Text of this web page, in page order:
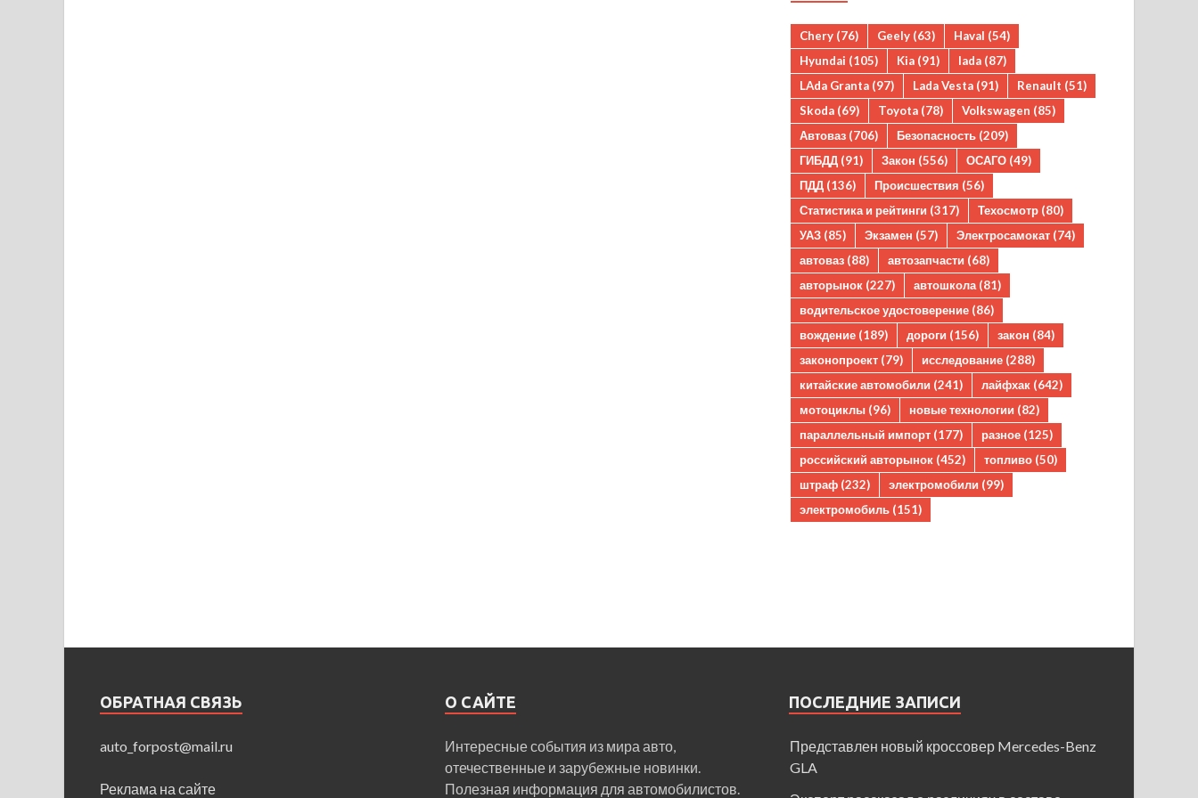
Chery (76) Geely (63) Haval (54)
Hyundai (105) Kia (91) lada (87)
LAda Granta (97) Lada Vesta (91) Renault (51)
Skoda (69) Toyota (78) Volkswagen (85)
Автоваз (706) Безопасность (209)
ГИБДД (91) Закон (556) ОСАГО (49)
ПДД (136) Происшествия (56)
Статистика и рейтинги (317) Техосмотр (80)
УАЗ (85) Экзамен (57) Электросамокат (74)
автоваз (88) автозапчасти (68)
авторынок (227) автошкола (81)
водительское удостоверение (86)
вождение (189) дороги (156) закон (84)
законопроект (79) исследование (288)
китайские автомобили (241) лайфхак (642)
мотоциклы (96) новые технологии (82)
параллельный импорт (177) разное (125)
российский авторынок (452) топливо (50)
штраф (232) электромобили (99)
электромобиль (151)
ОБРАТНАЯ СВЯЗЬ
auto_forpost@mail.ru
Реклама на сайте
О САЙТЕ
Интересные события из мира авто,
отечественные и зарубежные новинки.
Полезная информация для автомобилистов.
ПОСЛЕДНИЕ ЗАПИСИ
Представлен новый кроссовер Mercedes-Benz
GLA